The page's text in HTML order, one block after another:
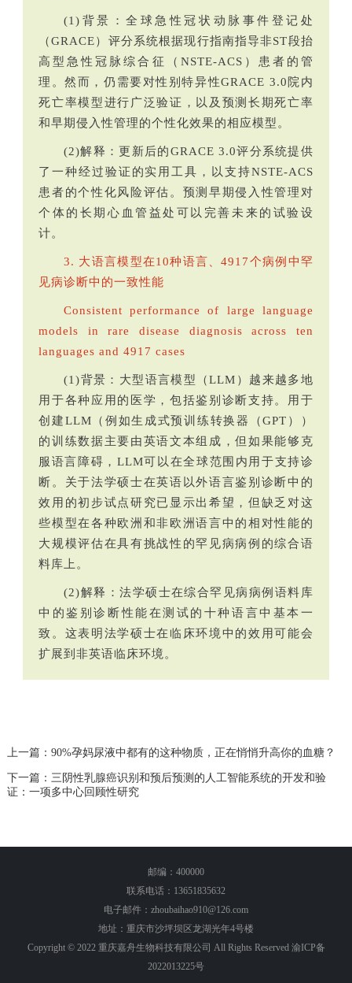
(1)背景：全球急性冠状动脉事件登记处
（GRACE）评分系统根据现行指南指导非ST段抬
高型急性冠脉综合征（NSTE-ACS）患者的管
理。然而，仍需要对性别特异性GRACE 3.0院内
死亡率模型进行广泛验证，以及预测长期死亡率
和早期侵入性管理的个性化效果的相应模型。
(2)解释：更新后的GRACE 3.0评分系统提供
了一种经过验证的实用工具，以支持NSTE-ACS
患者的个性化风险评估。预测早期侵入性管理对
个体的长期心血管益处可以完善未来的试验设
计。
3. 大语言模型在10种语言、4917个病例中罕
见病诊断中的一致性能
Consistent performance of large language
models in rare disease diagnosis across ten
languages and 4917 cases
(1)背景：大型语言模型（LLM）越来越多地
用于各种应用的医学，包括鉴别诊断支持。用于
创建LLM（例如生成式预训练转换器（GPT））
的训练数据主要由英语文本组成，但如果能够克
服语言障碍，LLM可以在全球范围内用于支持诊
断。关于法学硕士在英语以外语言鉴别诊断中的
效用的初步试点研究已显示出希望，但缺乏对这
些模型在各种欧洲和非欧洲语言中的相对性能的
大规模评估在具有挑战性的罕见病病例的综合语
料库上。
(2)解释：法学硕士在综合罕见病病例语料库
中的鉴别诊断性能在测试的十种语言中基本一
致。这表明法学硕士在临床环境中的效用可能会
扩展到非英语临床环境。
上一篇：90%孕妈尿液中都有的这种物质，正在悄悄升高你的血糖？
下一篇：三阴性乳腺癌识别和预后预测的人工智能系统的开发和验
证：一项多中心回顾性研究
邮编：400000
联系电话：13651835632
电子邮件：zhoubaihao910@126.com
地址：重庆市沙坪坝区龙湖光年4号楼
Copyright © 2022 重庆嘉舟生物科技有限公司 All Rights Reserved 渝ICP备
2022013225号